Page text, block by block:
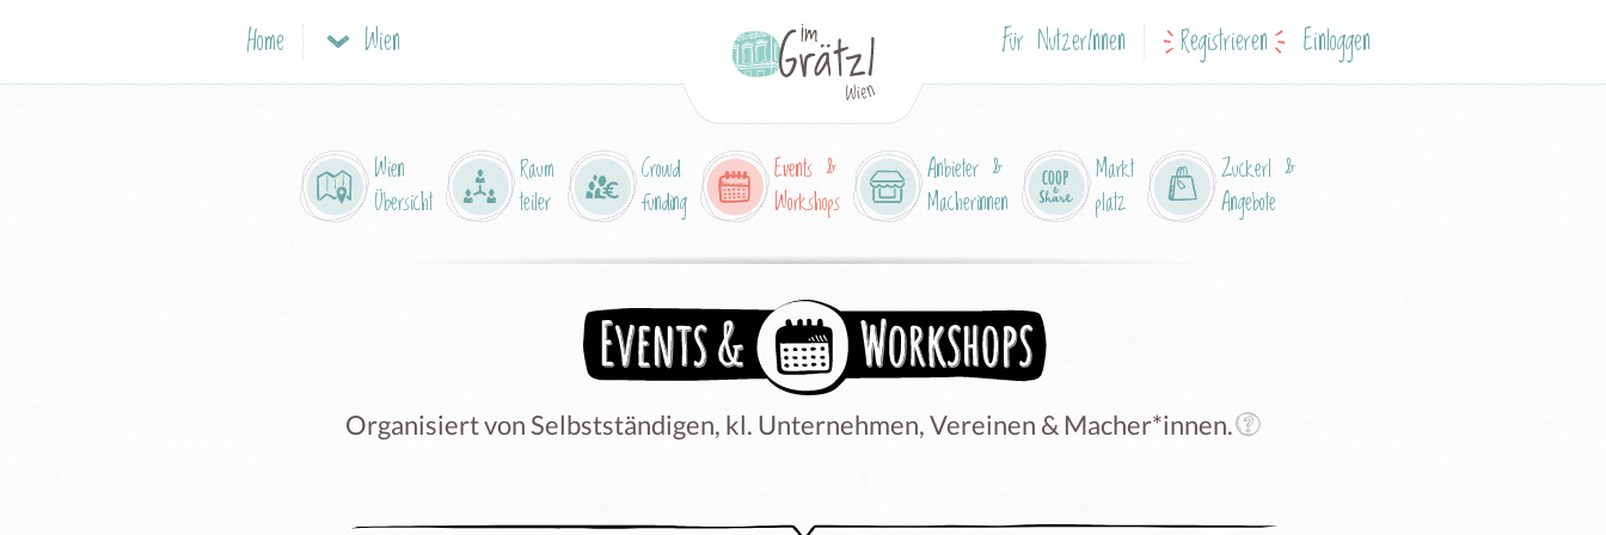
Home Wien Für NutzerInnen Registrieren Einloggen
Wien
Übersicht
Raum
teiler
Crowd
funding
Events &
Workshops
Anbieter &
Macherinnen
Markt
platz
Zuckerl &
Angebote
Organisiert von Selbstständigen, kl. Unternehmen, Vereinen & Macher*innen.